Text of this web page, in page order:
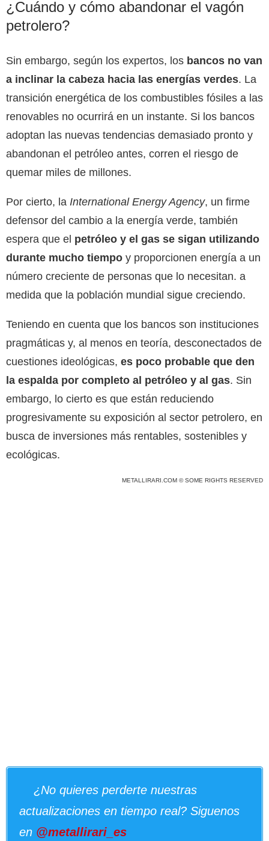
¿Cuándo y cómo abandonar el vagón
petrolero?
Sin embargo, según los expertos, los bancos no van
a inclinar la cabeza hacia las energías verdes. La
transición energética de los combustibles fósiles a las
renovables no ocurrirá en un instante. Si los bancos
adoptan las nuevas tendencias demasiado pronto y
abandonan el petróleo antes, corren el riesgo de
quemar miles de millones.
Por cierto, la International Energy Agency, un firme
defensor del cambio a la energía verde, también
espera que el petróleo y el gas se sigan utilizando
durante mucho tiempo y proporcionen energía a un
número creciente de personas que lo necesitan. a
medida que la población mundial sigue creciendo.
Teniendo en cuenta que los bancos son instituciones
pragmáticas y, al menos en teoría, desconectados de
cuestiones ideológicas, es poco probable que den
la espalda por completo al petróleo y al gas. Sin
embargo, lo cierto es que están reduciendo
progresivamente su exposición al sector petrolero, en
busca de inversiones más rentables, sostenibles y
ecológicas.
METALLIRARI.COM © SOME RIGHTS RESERVED
¿No quieres perderte nuestras
actualizaciones en tiempo real? Siguenos
en @metallirari_es